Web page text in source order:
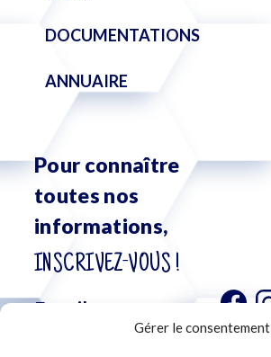
Gérer le consentement
DOCUMENTATIONS
ANNUAIRE
Pour connaître
toutes nos
informations,
INSCRIVEZ-VOUS !